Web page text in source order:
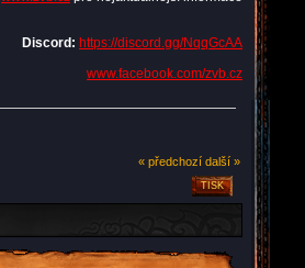
Discord: https://discord.gg/NqqGcAA
www.facebook.com/zvb.cz
« předchozí další »
TISK